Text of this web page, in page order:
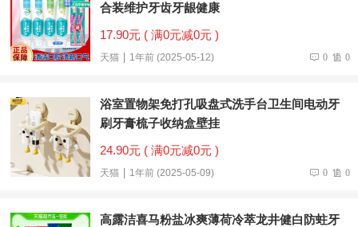
合装维护牙齿牙龈健康
17.90元 ( 满0元减0元 )
天猫 1年前 (2025-05-12) 0 0
浴室置物架免打孔吸盘式洗手台卫生间电动牙
刷牙膏梳子收纳盒壁挂
24.90元 ( 满0元减0元 )
天猫 1年前 (2025-05-09) 0 0
高露洁喜马粉盐冰爽薄荷冷萃龙井健白防蛀牙